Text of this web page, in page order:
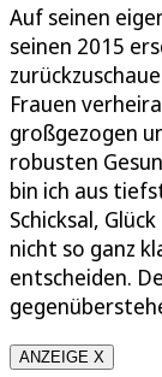
Auf seinen
seinen 2015
Frauen
großgezogen
robusten
bin ich aus
Schicksal,
nicht so ganz
entscheiden.
ANZEIGE X